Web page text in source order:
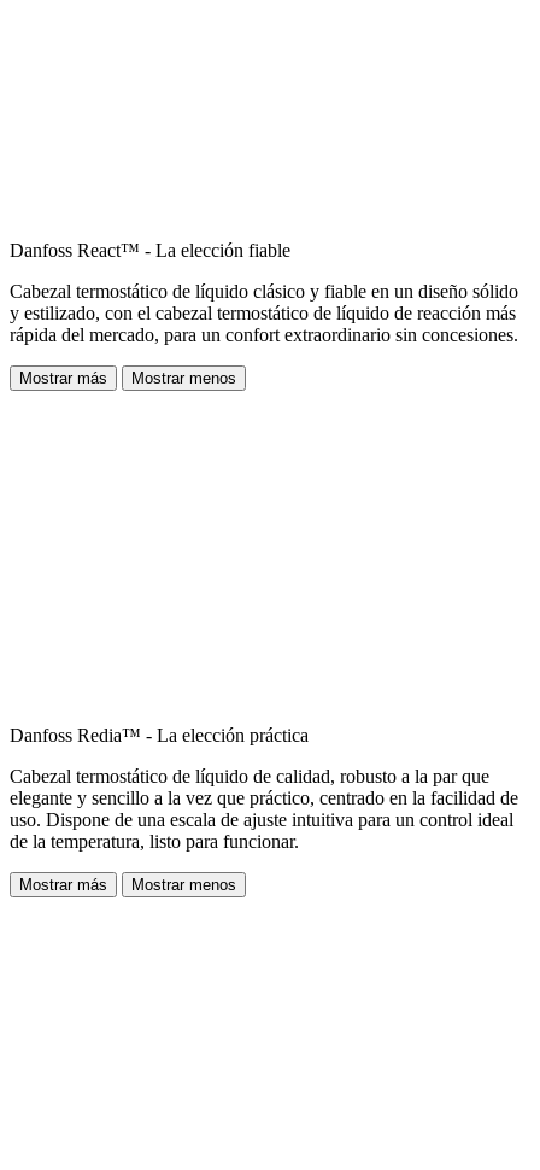
Danfoss React™ - La elección fiable
Cabezal termostático de líquido clásico y fiable en un diseño sólido
y estilizado, con el cabezal termostático de líquido de reacción más
rápida del mercado, para un confort extraordinario sin concesiones.
Mostrar más Mostrar menos
Danfoss Redia™ - La elección práctica
Cabezal termostático de líquido de calidad, robusto a la par que
elegante y sencillo a la vez que práctico, centrado en la facilidad de
uso. Dispone de una escala de ajuste intuitiva para un control ideal
de la temperatura, listo para funcionar.
Mostrar más Mostrar menos